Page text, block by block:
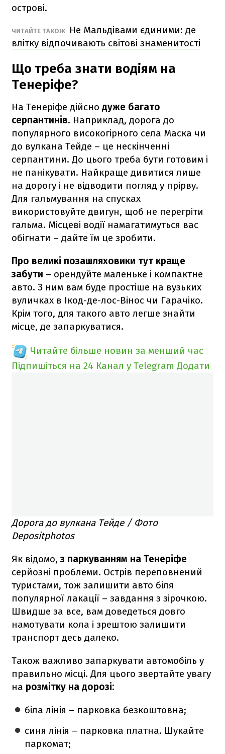
острові.
ЧИТАЙТЕ ТАКОЖ
Не Мальдівами єдиними: де
влітку відпочивають світові знаменитості
Що треба знати водіям на
Тенеріфе?
На Тенеріфе дійсно дуже багато
серпантинів. Наприклад, дорога до
популярного високогірного села Маска чи
до вулкана Тейде – це нескінченні
серпантини. До цього треба бути готовим і
не панікувати. Найкраще дивитися лише
на дорогу і не відводити погляд у прірву.
Для гальмування на спусках
використовуйте двигун, щоб не перегріти
гальма. Місцеві водії намагатимуться вас
обігнати – дайте їм це зробити.
Про великі позашляховики тут краще
забути – орендуйте маленьке і компактне
авто. З ним вам буде простіше на вузьких
вуличках в Ікод-де-лос-Вінос чи Гарачіко.
Крім того, для такого авто легше знайти
місце, де запаркуватися.
Читайте більше новин за менший час
Підпишіться на 24 Канал у Telegram Додати
Дорога до вулкана Тейде / Фото
Depositphotos
Як відомо,з паркуванням на Тенеріфе
серйозні проблеми. Острів переповнений
туристами, тож залишити авто біля
популярної лакації – завдання з зірочкою.
Швидше за все, вам доведеться довго
намотувати кола і зрештою залишити
транспорт десь далеко.
Також важливо запаркувати автомобіль у
правильно місці. Для цього звертайте увагу
на розмітку на дорозі:
біла лінія – парковка безкоштовна;
синя лінія – парковка платна. Шукайте
паркомат;